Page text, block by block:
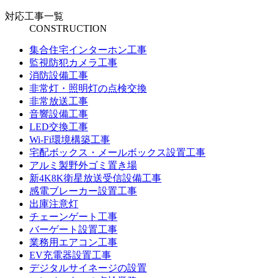
対応工事一覧
CONSTRUCTION
集合住宅インターホン工事
監視防犯カメラ工事
消防設備工事
非常灯・照明灯の点検交換
非常放送工事
音響設備工事
LED交換工事
Wi-Fi環境構築工事
宅配ボックス・メールボックス設置工事
アルミ製野外ゴミ置き場
新4K8K衛星放送受信設備工事
感電ブレーカー設置工事
出庫注意灯
チェーンゲート工事
バーゲート設置工事
業務用エアコン工事
EV充電器設置工事
デジタルサイネージの設置